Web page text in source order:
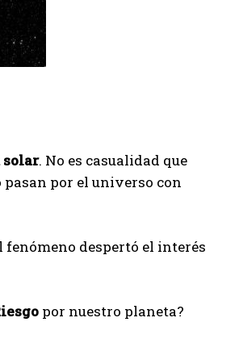
solar. No es casualidad que
por el universo con
fenómeno despertó el interés
por nuestro planeta?